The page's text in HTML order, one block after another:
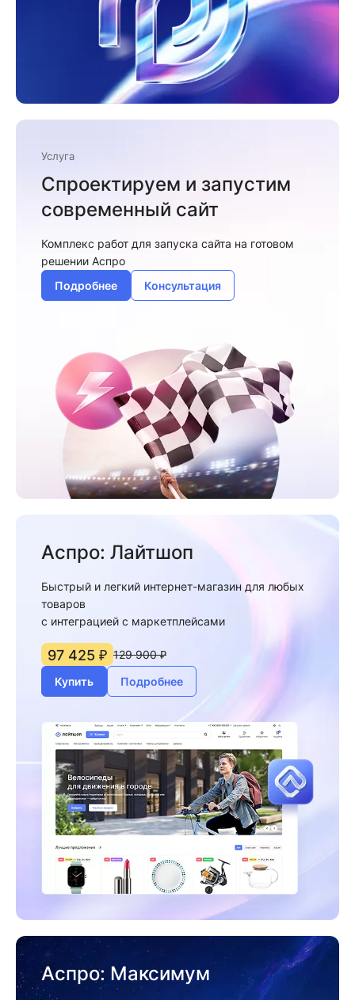
Услуга
Спроектируем и запустим
современный сайт
Комплекс работ для запуска сайта на готовом
решении Аспро
Подробнее
Консультация
Аспро: Лайтшоп
Быстрый и легкий интернет-магазин для любых
товаров
c интеграцией с маркетплейсами
97 425 ₽ 129 900 ₽
Купить
Подробнее
Аспро: Максимум